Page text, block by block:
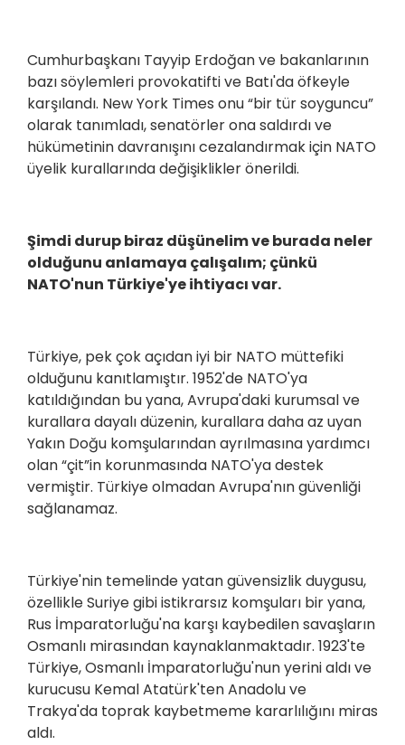
Cumhurbaşkanı Tayyip Erdoğan ve bakanlarının
bazı söylemleri provokatifti ve Batı'da öfkeyle
karşılandı. New York Times onu “bir tür soyguncu”
olarak tanımladı, senatörler ona saldırdı ve
hükümetinin davranışını cezalandırmak için NATO
üyelik kurallarında değişiklikler önerildi.
Şimdi durup biraz düşünelim ve burada neler
olduğunu anlamaya çalışalım; çünkü
NATO'nun Türkiye'ye ihtiyacı var.
Türkiye, pek çok açıdan iyi bir NATO müttefiki
olduğunu kanıtlamıştır. 1952'de NATO'ya
katıldığından bu yana, Avrupa'daki kurumsal ve
kurallara dayalı düzenin, kurallara daha az uyan
Yakın Doğu komşularından ayrılmasına yardımcı
olan “çit”in korunmasında NATO'ya destek
vermiştir. Türkiye olmadan Avrupa'nın güvenliği
sağlanamaz.
Türkiye'nin temelinde yatan güvensizlik duygusu,
özellikle Suriye gibi istikrarsız komşuları bir yana,
Rus İmparatorluğu'na karşı kaybedilen savaşların
Osmanlı mirasından kaynaklanmaktadır. 1923'te
Türkiye, Osmanlı İmparatorluğu'nun yerini aldı ve
kurucusu Kemal Atatürk'ten Anadolu ve
Trakya'da toprak kaybetmeme kararlılığını miras
aldı.